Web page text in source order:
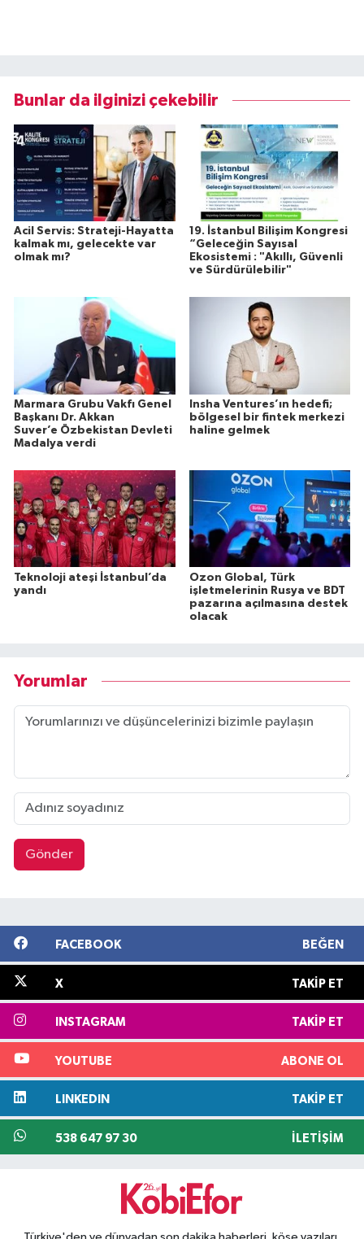
Bunlar da ilginizi çekebilir
Acil Servis: Strateji-Hayatta
kalmak mı, gelecekte var
olmak mı?
19. İstanbul Bilişim Kongresi
“Geleceğin Sayısal
Ekosistemi : "Akıllı, Güvenli
ve Sürdürülebilir"
Marmara Grubu Vakfı Genel
Başkanı Dr. Akkan
Suver’e Özbekistan Devleti
Madalya verdi
Insha Ventures’ın hedefi;
bölgesel bir fintek merkezi
haline gelmek
Teknoloji ateşi İstanbul’da
yandı
Ozon Global, Türk
işletmelerinin Rusya ve BDT
pazarına açılmasına destek
olacak
Yorumlar
Gönder
FACEBOOK BEĞEN
X TAKIP ET
INSTAGRAM TAKIP ET
YOUTUBE ABONE OL
LINKEDIN TAKIP ET
538 647 97 30 İLETIŞIM